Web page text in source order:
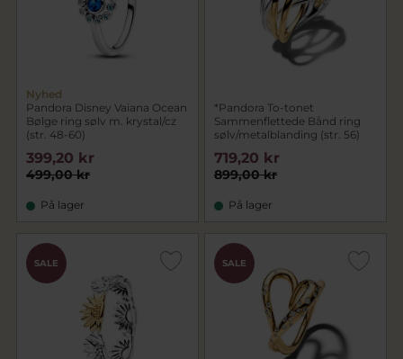
Nyhed
Pandora Disney Vaiana Ocean
Bølge ring sølv m. krystal/cz
(str. 48-60)
499,00 kr
399,20 kr
På lager
*Pandora To-tonet
Sammenflettede Bånd ring
sølv/metalblanding (str. 56)
899,00 kr
719,20 kr
På lager
SALE SALE